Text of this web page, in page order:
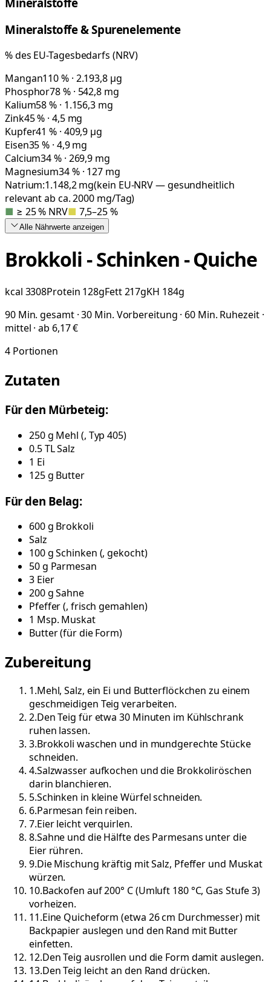
Mineralstoffe & Spurenelemente
% des EU-Tagesbedarfs (NRV)
Mangan110 % · 2.193,8 µg
Phosphor78 % · 542,8 mg
Kalium58 % · 1.156,3 mg
Zink45 % · 4,5 mg
Kupfer41 % · 409,9 µg
Eisen35 % · 4,9 mg
Calcium34 % · 269,9 mg
Magnesium34 % · 127 mg
Natrium:1.148,2mg(kein EU-NRV — gesundheitlich
relevant ab ca. 2000 mg/Tag)
■ ≥ 25 % NRV■ 7,5–25 %
Alle Nährwerte anzeigen
Brokkoli - Schinken - Quiche
kcal 3308Protein 128gFett217gKH 184g
90 Min. gesamt · 30 Min. Vorbereitung · 60 Min. Ruhezeit ·
mittel · ab 6,17 €
4 Portionen
Zutaten
Für den Mürbeteig:
250g Mehl (, Typ 405)
0.5TLSalz
1 Ei
125g Butter
Für den Belag:
600g Brokkoli
Salz
100gSchinken (, gekocht)
50g Parmesan
3 Eier
200gSahne
Pfeffer(, frisch gemahlen)
1 Msp. Muskat
Butter(für die Form)
Zubereitung
1.Mehl, Salz, ein Ei und Butterflöckchen zu einem
geschmeidigen Teig verarbeiten.
2.Den Teig für etwa 30 Minuten im Kühlschrank
ruhen lassen.
3.Brokkoli waschen und in mundgerechte Stücke
schneiden.
4.Salzwasser aufkochen und die Brokkoliröschen
darin blanchieren.
5.Schinken in kleine Würfel schneiden.
6.Parmesan fein reiben.
7.Eier leicht verquirlen.
8.Sahne und die Hälfte des Parmesans unter die
Eier rühren.
9.Die Mischung kräftig mit Salz, Pfeffer und Muskat
würzen.
10.Backofen auf 200° C (Umluft 180 °C, Gas Stufe 3)
vorheizen.
11.Eine Quicheform (etwa 26 cm Durchmesser) mit
Backpapier auslegen und den Rand mit Butter
einfetten.
12.Den Teig ausrollen und die Form damit auslegen.
13.Den Teig leicht an den Rand drücken.